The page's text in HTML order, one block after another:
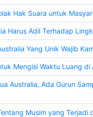
Hak Suara untuk
Harus Adil Terhadap
Yang Unik Wajib
Mengisi Waktu Luang di
Australia, Ada Gurun
Musim yang Terjadi